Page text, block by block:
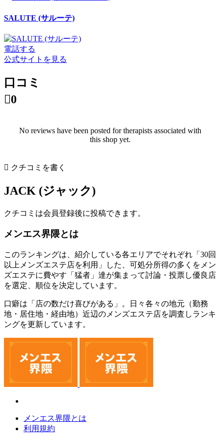
SALUTE (サルーテ)
電話する
公式サイトを見る
口コミ
0
No reviews have been posted for therapists associated with
this shop yet.
 クチコミを書く
JACK (ジャック)
クチコミは会員登録後に投稿できます。
メンエス界隈とは
このランキングは、紹介している各エリアでそれぞれ「30回
以上メンズエステ店を利用」した、可処分所得の多くをメン
ズエステに費やす「猛者」達が集まって討論・投票し優良店
を選定、順位を決定しています。
口癖は「店の数だけ喜びがある」。日々各々の地元（勤務
地・居住地・経由地）近辺のメンズエステ店を調査しランキ
ングを更新しています。
メンエス界隈とは
利用規約